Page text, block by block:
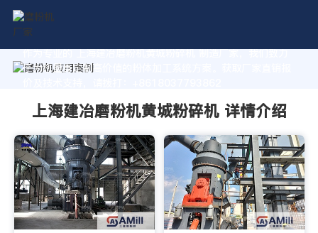
作为专业的 上海建冶磨粉机黄城粉碎机 制造厂家，我们致力
于为您量身定制高价值的粉体加工系统方案。获取厂家直销报
上海建冶磨粉机黄城粉碎机 详情介绍